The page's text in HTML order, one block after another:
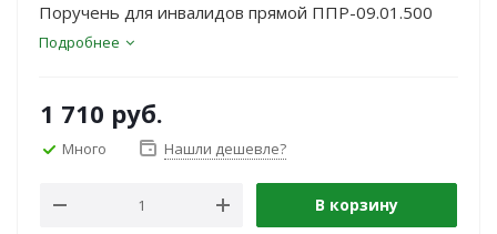
Поручень для инвалидов прямой ППР-09.01.500
Подробнее
1 710 руб.
Много Нашли дешевле?
В корзину